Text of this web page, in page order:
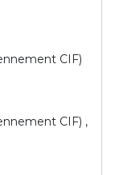
CIF)
CIF) ,